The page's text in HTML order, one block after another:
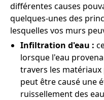
différentes causes
quelques-unes des
lesquelles vos murs
Infiltration d'eau :
lorsque l'eau
travers les matériaux
peut être causé une
ruissellement des